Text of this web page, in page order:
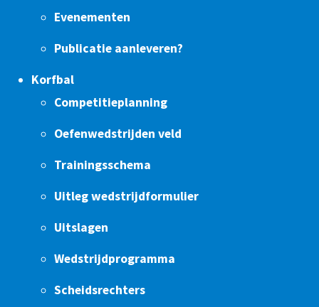
Evenementen
Publicatie aanleveren?
Korfbal
Competitieplanning
Oefenwedstrijden veld
Trainingsschema
Uitleg wedstrijdformulier
Uitslagen
Wedstrijdprogramma
Scheidsrechters